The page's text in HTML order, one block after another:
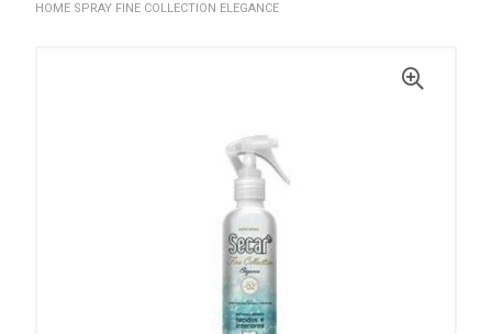
HOME SPRAY FINE COLLECTION ELEGANCE